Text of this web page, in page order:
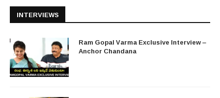
INTERVIEWS
Ram Gopal Varma Exclusive Interview –
Anchor Chandana